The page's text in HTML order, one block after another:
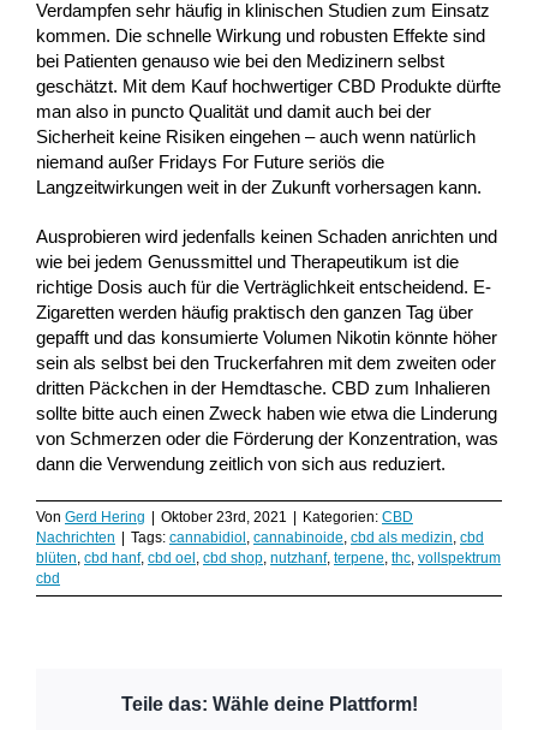
Verdampfen sehr häufig in klinischen Studien zum Einsatz
kommen. Die schnelle Wirkung und robusten Effekte sind
bei Patienten genauso wie bei den Medizinern selbst
geschätzt. Mit dem Kauf hochwertiger CBD Produkte dürfte
man also in puncto Qualität und damit auch bei der
Sicherheit keine Risiken eingehen – auch wenn natürlich
niemand außer Fridays For Future seriös die
Langzeitwirkungen weit in der Zukunft vorhersagen kann.
Ausprobieren wird jedenfalls keinen Schaden anrichten und
wie bei jedem Genussmittel und Therapeutikum ist die
richtige Dosis auch für die Verträglichkeit entscheidend. E-
Zigaretten werden häufig praktisch den ganzen Tag über
gepafft und das konsumierte Volumen Nikotin könnte höher
sein als selbst bei den Truckerfahren mit dem zweiten oder
dritten Päckchen in der Hemdtasche. CBD zum Inhalieren
sollte bitte auch einen Zweck haben wie etwa die Linderung
von Schmerzen oder die Förderung der Konzentration, was
dann die Verwendung zeitlich von sich aus reduziert.
Von Gerd Hering Oktober 23rd, 2021 Kategorien: CBD
Nachrichten
Tags: cannabidiol , cannabinoide, cbd als medizin, cbd
blüten, cbd hanf, cbd oel , cbd shop, nutzhanf, terpene, thc, vollspektrum
cbd
Teile das: Wähle deine Plattform!